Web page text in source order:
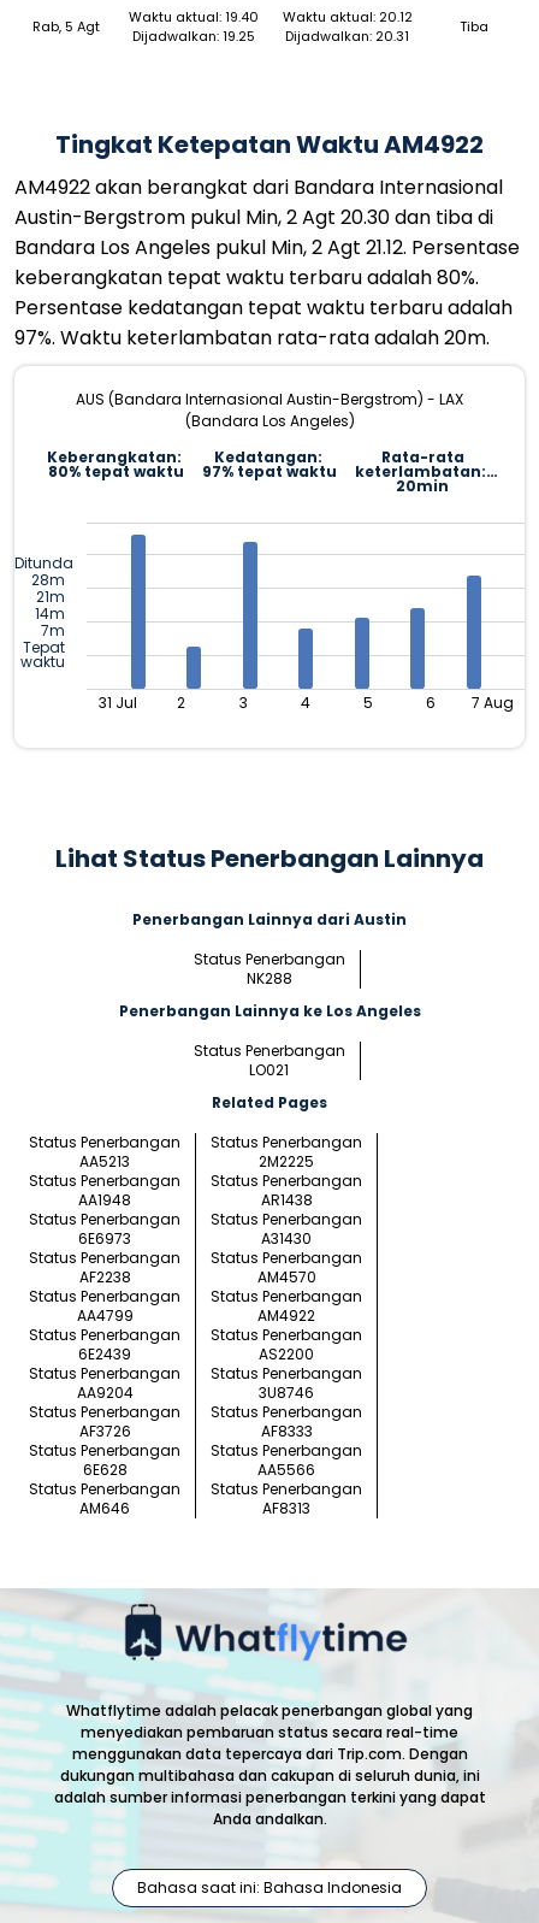
Rab, 5 Agt
Waktu aktual: 19.40
Dijadwalkan: 19.25
Waktu aktual: 20.12
Dijadwalkan: 20.31
Tiba
Tingkat Ketepatan Waktu AM4922
AM4922 akan berangkat dari Bandara Internasional
Austin-Bergstrom pukul Min, 2 Agt 20.30 dan tiba di
Bandara Los Angeles pukul Min, 2 Agt 21.12. Persentase
keberangkatan tepat waktu terbaru adalah 80%.
Persentase kedatangan tepat waktu terbaru adalah
97%. Waktu keterlambatan rata-rata adalah 20m.
AUS (Bandara Internasional Austin-Bergstrom) - LAX
(Bandara Los Angeles)
Keberangkatan:
80% tepat waktu
Kedatangan:
97% tepat waktu
Rata-rata
keterlambatan:
20min
Ditunda
28m
21m
14m
7m
Tepat
waktu
31 Jul 2 3 4 5 6 7 Aug
Lihat Status Penerbangan Lainnya
Penerbangan Lainnya dari Austin
Status Penerbangan
NK288
Penerbangan Lainnya ke Los Angeles
Status Penerbangan
LO021
Related Pages
Status Penerbangan
AA5213
Status Penerbangan
2M2225
Status Penerbangan
AA1948
Status Penerbangan
AR1438
Status Penerbangan
6E6973
Status Penerbangan
A31430
Status Penerbangan
AF2238
Status Penerbangan
AM4570
Status Penerbangan
AA4799
Status Penerbangan
AM4922
Status Penerbangan
6E2439
Status Penerbangan
AS2200
Status Penerbangan
AA9204
Status Penerbangan
3U8746
Status Penerbangan
AF3726
Status Penerbangan
AF8333
Status Penerbangan
6E628
Status Penerbangan
AA5566
Status Penerbangan
AM646
Status Penerbangan
AF8313
Whatflytime adalah pelacak penerbangan global yang
menyediakan pembaruan status secara real-time
menggunakan data tepercaya dari Trip.com. Dengan
dukungan multibahasa dan cakupan di seluruh dunia, ini
adalah sumber informasi penerbangan terkini yang dapat
Anda andalkan.
Bahasa saat ini: Bahasa Indonesia